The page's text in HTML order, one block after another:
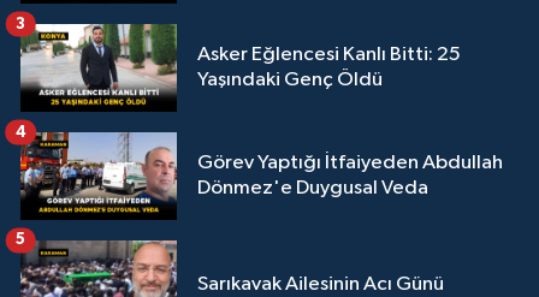
Asker Eğlencesi Kanlı Bitti: 25
Yaşındaki Genç Öldü
3
Görev Yaptığı İtfaiyeden Abdullah
Dönmez'e Duygusal Veda
4
Sarıkavak Ailesinin Acı Günü
5